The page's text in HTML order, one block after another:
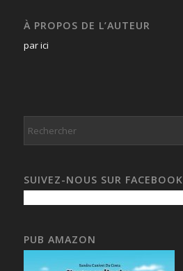
À PROPOS DE L’AUTEUR
par ici
SUIVEZ-NOUS SUR FACEBOOK
PUB AMAZON